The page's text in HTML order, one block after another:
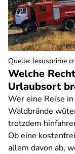
Welche
Urlaubsort
Wer eine Reise
Waldbrände
trotzdem
Ob eine
allem davon ab,
Quelle: lexusprime